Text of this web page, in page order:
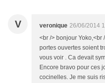
V veronique 26/06/2014
<br /> bonjour Yoko,<br
portes ouvertes soient
vous voir . Ca devait
Encore bravo pour ces
cocinelles. Je me suis